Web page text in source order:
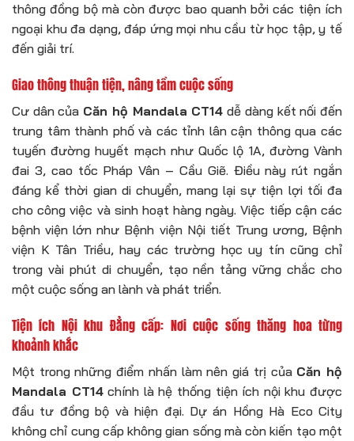
thông đồng bộ mà còn được bao quanh bởi các tiện ích
ngoại khu đa dạng, đáp ứng mọi nhu cầu từ học tập, y tế
đến giải trí.
Giao thông thuận tiện, nâng tầm cuộc sống
Cư dân của Căn hộ Mandala CT14 dễ dàng kết nối đến
trung tâm thành phố và các tỉnh lân cận thông qua các
tuyến đường huyết mạch như Quốc lộ 1A, đường Vành
đai 3, cao tốc Pháp Vân – Cầu Giẽ. Điều này rút ngắn
đáng kể thời gian di chuyển, mang lại sự tiện lợi tối đa
cho công việc và sinh hoạt hàng ngày. Việc tiếp cận các
bệnh viện lớn như Bệnh viện Nội tiết Trung ương, Bệnh
viện K Tân Triều, hay các trường học uy tín cũng chỉ
trong vài phút di chuyển, tạo nền tảng vững chắc cho
một cuộc sống an lành và phát triển.
Tiện ích Nội khu Đẳng cấp: Nơi cuộc sống thăng hoa từng
khoảnh khắc
Một trong những điểm nhấn làm nên giá trị của Căn hộ
Mandala CT14chính là hệ thống tiện ích nội khu được
đầu tư đồng bộ và hiện đại. Dự án Hồng Hà Eco City
không chỉ cung cấp không gian sống mà còn kiến tạo một